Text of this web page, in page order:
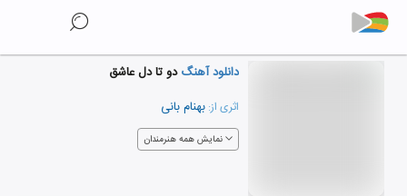
دانلود آهنگدو تا دل عاشق
اثری از: بهنام بانی
نمایش همه هنرمندان